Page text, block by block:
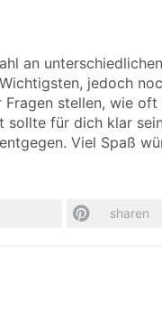
an
jedoch
stellen, wie
für dich klar
Viel Spaß
sharen